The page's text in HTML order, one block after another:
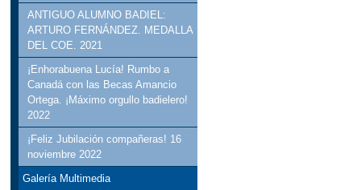
ANTIGUO ALUMNO BADIEL:
ARTURO FERNÁNDEZ. MEDALLA
DEL COE. 2021
¡Enhorabuena Lucía! Rumbo a
Canadá con las Becas Amancio
Ortega. ¡Máximo orgullo badielero!
2022
¡Feliz Jubilación compañeras! 16
noviembre 2022
Galería Multimedia